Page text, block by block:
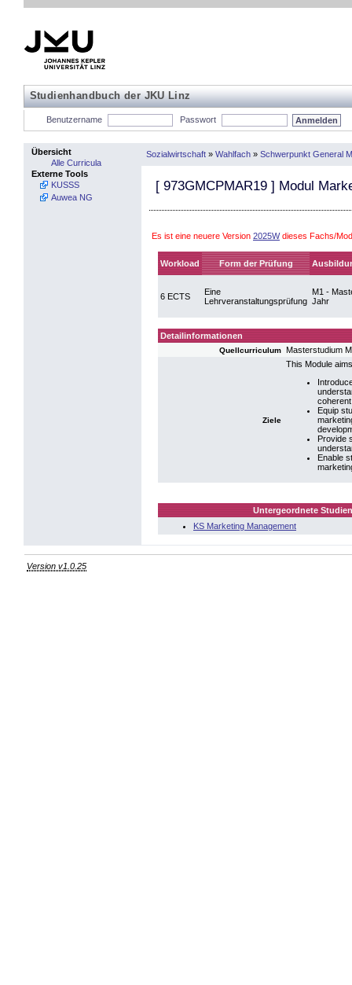
Studienhandbuch der JKU Linz
Benutzername Passwort
Übersicht
Alle Curricula
Externe Tools
KUSSS
Auwea NG
Sozialwirtschaft » Wahlfach » Schwerpunkt General
[ 973GMCPMAR19 ] Modul
Es ist eine neuere Version 2025Wdieses Fachs/
Workload Form der Prüfung
6 ECTS
Eine
Lehrveranstaltungsprüfung
M1 -
Jahr
Detailinformationen
Quellcurriculum Masterstudium
Ziele
This Module
Equip
Provide
Enable
Untergeordnete
KS Marketing Management
Version v1.0.25